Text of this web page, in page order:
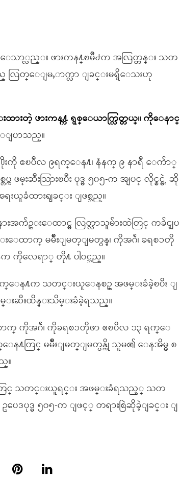
ေသာ္လည္း ဖားကန႔္ၿမိဳ႕က အလြတ္တန္း သတ
ည္ လြတ္ေျမႇာက္လာ ျခင္းမရွိေသးဟု
ားတဲ့ ဖားကန႔္က ရွစ္ေယာက္လြတ္တယ္။ ကိုေနာင္
ျပာသည္။
ကို ဧၿပီလ ၉ရက္ေန႔၊ နံနက္ ၉ နာရီ ေက်ာ္
ဖမ္းဆီးသြားၿပီး ပုဒ္မ ၅၀၅-က အျပင္ လိုင္စင္မဲ့ ဆို
းယူခံထားရျခင္း ျဖစ္သည္။
က်ဥ္းေထာင္မွ လြတ္လာသူမ်ားထဲတြင္ ကခ်င္ျပ
ထာက္ မမ်ိဳးျမတ္ျမတ္ပန္၊ ကိုအဂ်ဲ၊ ခရစၥတို
နက ကိုလေရာ္ တို႔ ပါဝင္သည္။
ေန႔က သတင္းယူေနစဥ္ အဖမ္းခံခဲ့ၿပီး ျ
မ္းဆီးထိန္းသိမ္းခံခဲ့ရသည္။
ကိုအဂ်ဲ၊ ကိုခရစၥတိုဖာ ဧၿပီလ ၁၃ ရက္ေ
န႔တြင္ မမ်ိဳးျမတ္ျမတ္ပန္ကို သူမ၏ ေနအိမ္မွ စ
။
းတြင္ သတင္းယူရင္း အဖမ္းခံရသည့္ သတ
ဒပုဒ္မ ၅၀၅-က ျဖင့္ တရားစြဲဆိုခဲ့ျခင္း ျ